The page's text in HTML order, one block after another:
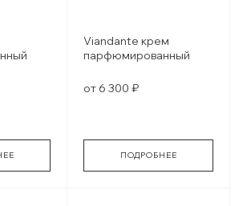
Viandante крем
парфюмированный
от 6 300 ₽
ПОДРОБНЕЕ